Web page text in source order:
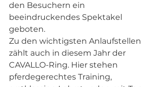
den Besuchern ein
beeindruckendes Spektakel
geboten.
Zu den wichtigsten Anlaufstellen
zählt auch in diesem Jahr der
CAVALLO-Ring. Hier stehen
pferdegerechtes Training,